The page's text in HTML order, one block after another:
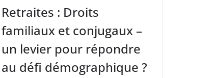
Retraites : Droits
familiaux et conjugaux –
un levier pour répondre
au défi démographique ?